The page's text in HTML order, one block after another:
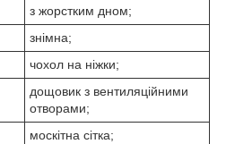
з жорстким дном;
знімна;
чохол на ніжки;
дощовик з вентиляційними
отворами;
москітна сітка;